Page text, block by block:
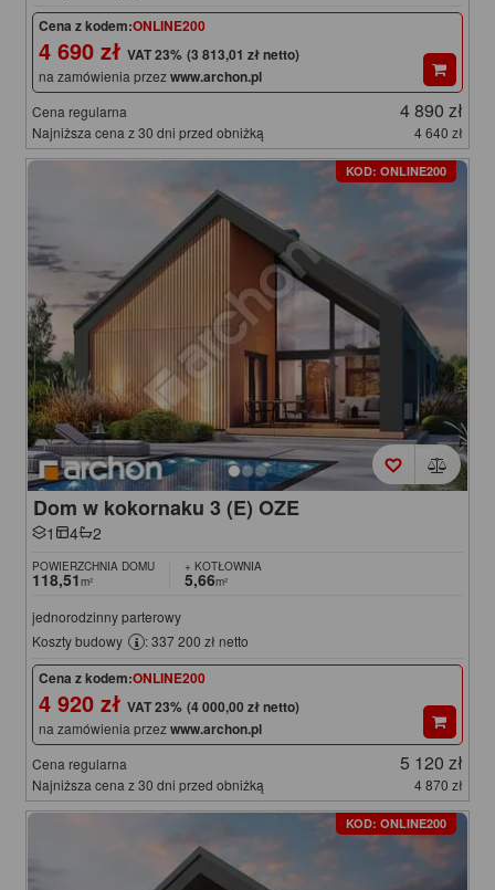
Cena z kodem:ONLINE200
4 690 zł (3 813,01 zł netto)
na zamówienia przezwww.archon.pl
Cena regularna 4 890 zł
Najniższa cena z 30 dni przed obniżką 4 640 zł
KOD: ONLINE200
Dom w kokornaku 3 (E) OZE
1 4 2
POWIERZCHNIA DOMU
118,51m²
+ KOTŁOWNIA
5,66m²
jednorodzinny parterowy
Koszty budowy
: 337 200 zł netto
Cena z kodem:ONLINE200
4 920 zł (4 000,00 zł netto)
na zamówienia przezwww.archon.pl
Cena regularna 5 120 zł
Najniższa cena z 30 dni przed obniżką 4 870 zł
KOD: ONLINE200